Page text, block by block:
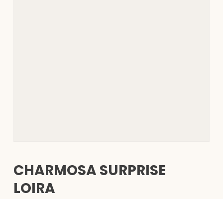
CHARMOSA SURPRISE
LOIRA